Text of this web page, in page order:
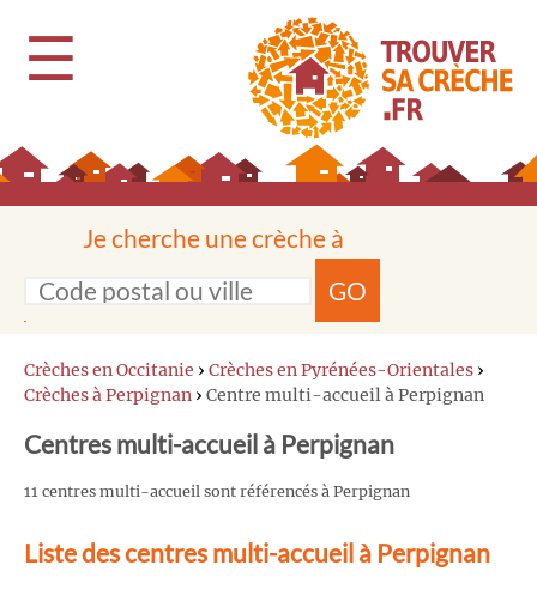
☰
Je cherche une crèche à
GO
Crèches en Occitanie › Crèches en Pyrénées-Orientales ›
Crèches à Perpignan › Centre multi-accueil à Perpignan
Centres multi-accueil à Perpignan
11 centres multi-accueil sont référencés à Perpignan
Liste des centres multi-accueil à Perpignan